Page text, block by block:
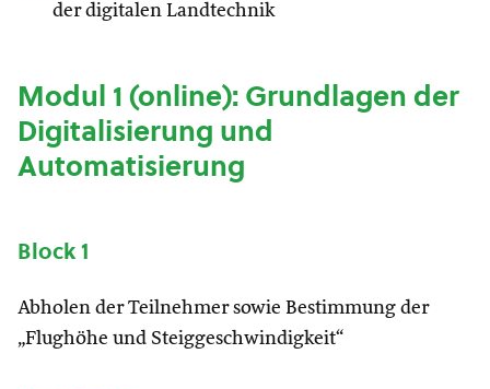
der digitalen Landtechnik
Modul 1 (online): Grundlagen der
Digitalisierung und
Automatisierung
Block 1
Abholen der Teilnehmer sowie Bestimmung der
„Flughöhe und Steiggeschwindigkeit“